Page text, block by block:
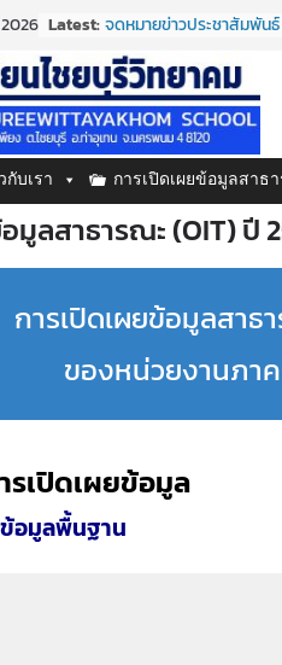
Latest:จดหมายข่าวประชาสัมพัน
ประจำเดือนมิถุนายน 2569
กิจกรรมต่อต้านยาเสพติด
กิจกรรมวันสุนทรภู่ ประจำ
จดหมายข่าวประชาสัมพัน
ประจำเดือนมิถุนายน 2569
จดหมายข่าวประชาสัมพัน
ประจำเดือนมิถุนายน 2569
กับเรา การเปิดเผยข้อมูลสาธ
มูลสาธารณะ (OIT) ปี
การเปิดเผยข้อมูลสาธ
ของหน่วยงานภา
เปิดเผยข้อมูล
อมูลพื้นฐาน